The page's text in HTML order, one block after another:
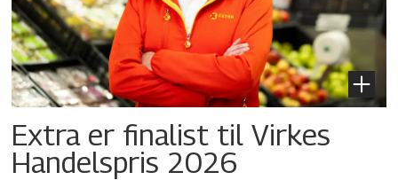
Extra er finalist til Virkes
Handelspris 2026